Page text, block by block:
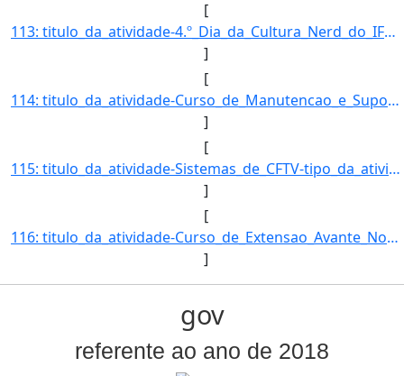
[
113: titulo_da_atividade-4.º_Dia_da_Cultura_Nerd_do_IFMS_campus_Aquidauana-tipo_da_atividade_de_extensao-]
]
[
114: titulo_da_atividade-Curso_de_Manutencao_e_Suporte_em_Informatica-tipo_da_atividade_de_extensao-Curso]
]
[
115: titulo_da_atividade-Sistemas_de_CFTV-tipo_da_atividade_de_extensao-Curso-Selecao-EDITAL_Nº_088/2017_]
]
[
116: titulo_da_atividade-Curso_de_Extensao_Avante_Nova_Lima_e_Avante_Santa_Emilia___Segunda_Fase_Mirin-ti]
]
gov
referente ao ano de 2018